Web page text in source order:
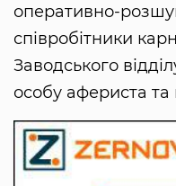
оперативно-
співробітники
Заводського
особу афериста